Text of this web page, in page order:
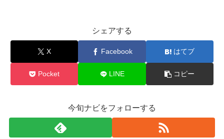
シェアする
X Facebook はてブ
Pocket LINE コピー
今旬ナビをフォローする